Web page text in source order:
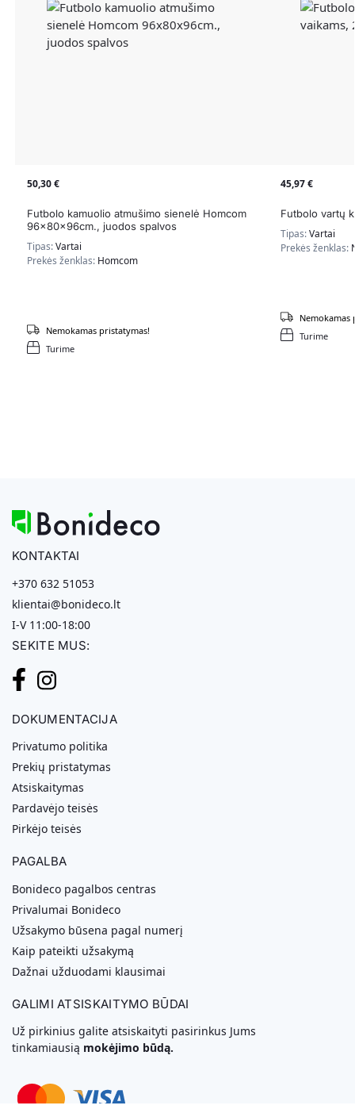
50,30€
Futbolo kamuolio atmušimo sienelė Homcom
96x80x96cm., juodos spalvos
Tipas:Vartai
Prekės ženklas: Homcom
Turime
Nemokamas pristatymas!
45,97€
Futbolo vartų
Tipas:Vartai
Prekės ženklas:
Turime
Nemokamas
KONTAKTAI
+370 632 51053
klientai@bonideco.lt
I-V 11:00-18:00
SEKITE MUS:
DOKUMENTACIJA
Privatumo politika
Prekių pristatymas
Atsiskaitymas
Pardavėjo teisės
Pirkėjo teisės
PAGALBA
Bonideco pagalbos centras
Privalumai Bonideco
Užsakymo būsena pagal numerį
Kaip pateikti užsakymą
Dažnai užduodami klausimai
GALIMI ATSISKAITYMO BŪDAI
Už pirkinius galite atsiskaityti pasirinkus Jums
tinkamiausią mokėjimo būdą.